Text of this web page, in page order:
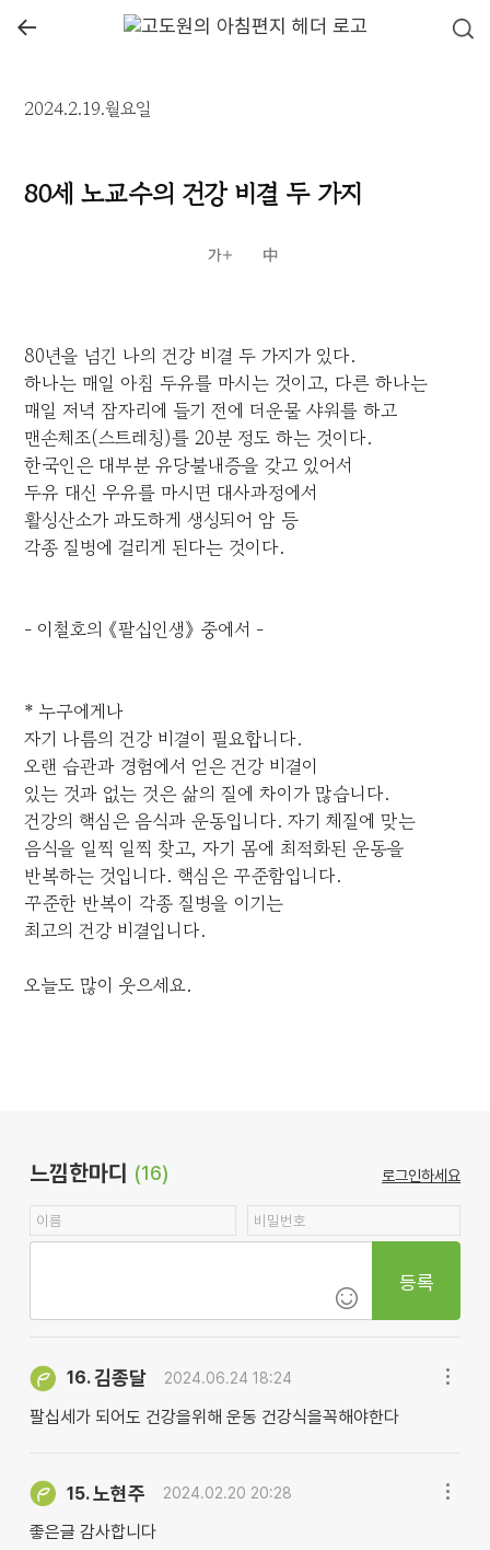
←
2024.2.19.월요일
80세 노교수의 건강 비결 두 가지
80년을 넘긴 나의 건강 비결 두 가지가 있다.
하나는 매일 아침 두유를 마시는 것이고, 다른 하나는
매일 저녁 잠자리에 들기 전에 더운물 샤워를 하고
맨손체조(스트레칭)를 20분 정도 하는 것이다.
한국인은 대부분 유당불내증을 갖고 있어서
두유 대신 우유를 마시면 대사과정에서
활성산소가 과도하게 생성되어 암 등
각종 질병에 걸리게 된다는 것이다.
- 이철호의 《팔십인생》 중에서 -
* 누구에게나
자기 나름의 건강 비결이 필요합니다.
오랜 습관과 경험에서 얻은 건강 비결이
있는 것과 없는 것은 삶의 질에 차이가 많습니다.
건강의 핵심은 음식과 운동입니다. 자기 체질에 맞는
음식을 일찍 일찍 찾고, 자기 몸에 최적화된 운동을
반복하는 것입니다. 핵심은 꾸준함입니다.
꾸준한 반복이 각종 질병을 이기는
최고의 건강 비결입니다.
오늘도 많이 웃으세요.
느낌한마디 (16) 로그인하세요
등록
16.김종달 2024.06.24 18:24
팔십세가 되어도 건강을위해 운동 건강식을꼭해야한다
15.노현주 2024.02.20 20:28
좋은글 감사합니다